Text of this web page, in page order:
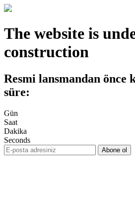
The website is
construction
Resmi lansmandan önce
süre:
Gün
Saat
Dakika
Seconds